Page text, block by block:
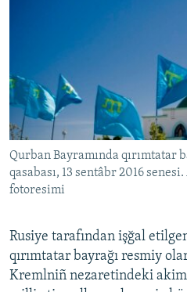
Qurban Bayramında qırımtatar
qasabası, 13 sentâbr 2016
fotoresimi
Rusiye tarafından işğal
qırımtatar bayrağı resmiy
Kremlniñ nezaretindeki